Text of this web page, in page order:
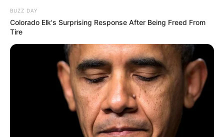
RONIVANIA DE SOUSA
Maria de Lourdes Lopes há 17 anos
Muito bom.não conhecia esse modelo,adorei.
nanda rocha há 17 anos
adorei todos os trabalhos de vocês!!!
BUZZ DAY
Colorado Elk's Surprising Response After Being Freed From
Tire